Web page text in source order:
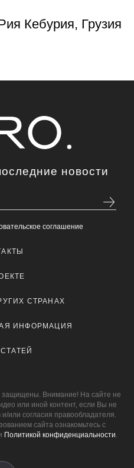
Кебурия, Грузия
новости
соглашение
СТРАНАХ
ИНФОРМАЦИЯ
Внимание! На сайте не
или иной контент, если Вы не
или согласия правообладателя.
сайта ознакомьтесь с
Политикой конфиденциальности